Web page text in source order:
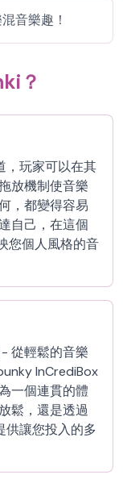
音樂趣！
？
，玩家可以在其
放機制使音樂
，都變得容易
自己，在這個
您個人風格的音
從輕鬆的音樂
InCrediBox
一個連貫的體
鬆，還是透過
供讓您投入的多